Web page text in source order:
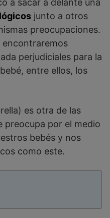
a sacar a delante una
junto a otros
preocupaciones.
encontraremos
perjudiciales para la
entre ellos, los
es otra de las
preocupa por el medio
bebés y nos
como este.